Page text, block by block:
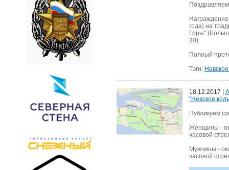
Награждение
года) на
Горы"
30).
Полный
Тэги:
18.12.2017 |
"Невское
Публикуем
Женщины -
часовой
Мужчины -
часовой